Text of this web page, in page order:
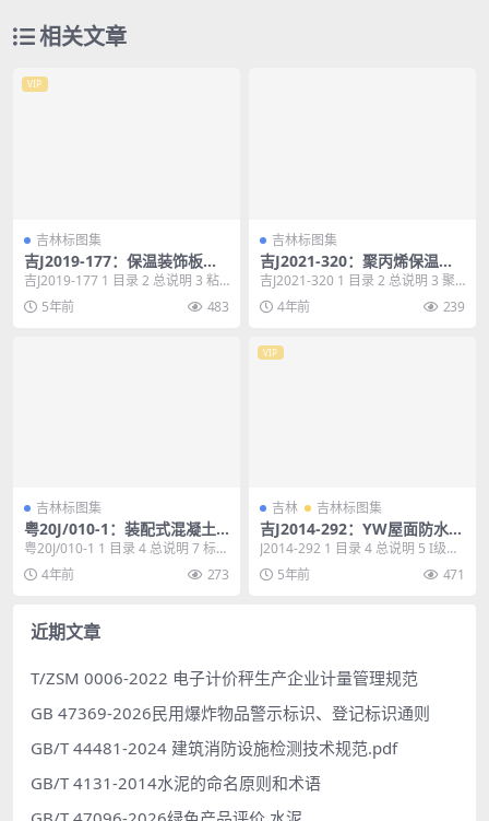
相关文章
VIP
吉林标图集
吉J2019-177：保温装饰板外
墙外保温建筑构造
吉J2019-177 1 目录 2 总说明 3 粘
锚布点示意图（一） 9 粘锚布...
5年前 483
吉林标图集
吉J2021-320：聚丙烯保温模
块辐射供暖地面构造
吉J2021-320 1 目录 2 总说明 3 聚
丙烯保温模块详图 8 聚丙烯保...
4年前 239
吉林标图集
粤20J/010-1：装配式混凝土
结构保障性住房、人才房套型
及组合平面
粤20J/010-1 1 目录 4 总说明 7 标准
套型平面索引图 10 组合示...
4年前 273
VIP
吉林 吉林标图集
吉J2014-292：YW屋面防水保
温一体化建筑构造
J2014-292 1 目录 4 总说明 5 I级防
水挂瓦坡屋面构造选用表 14...
5年前 471
近期文章
T/ZSM 0006-2022 电子计价秤生产企业计量管理规范
GB 47369-2026民用爆炸物品警示标识、登记标识通则
GB/T 44481-2024 建筑消防设施检测技术规范.pdf
GB/T 4131-2014水泥的命名原则和术语